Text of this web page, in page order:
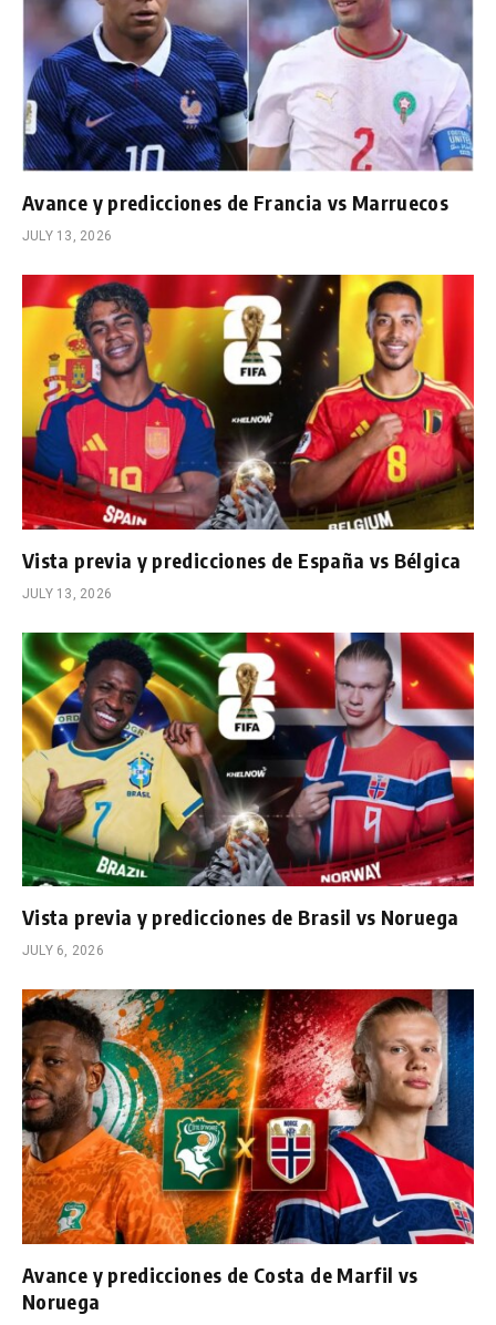
Avance y predicciones de Francia vs Marruecos
JULY 13, 2026
Vista previa y predicciones de España vs Bélgica
JULY 13, 2026
Vista previa y predicciones de Brasil vs Noruega
JULY 6, 2026
Avance y predicciones de Costa de Marfil vs
Noruega